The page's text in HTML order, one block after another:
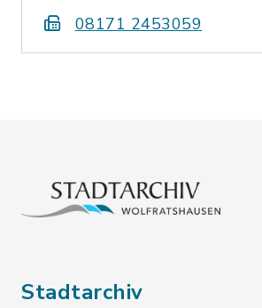
08171 2453059
Stadtarchiv